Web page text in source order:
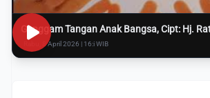
Genggam Tangan Anak Bangsa, Cipt: Hj.
Rabu, 8 April 2026 | 16:i WIB